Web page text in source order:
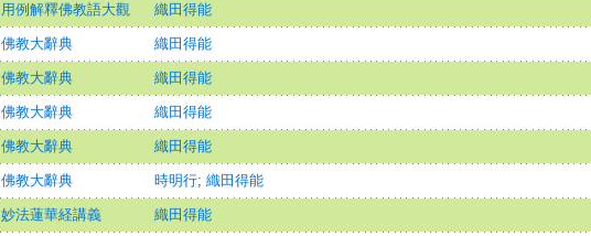
用例解釋佛教語大觀 織田得能
佛教大辭典 織田得能
佛教大辭典 織田得能
佛教大辭典 織田得能
佛教大辭典 織田得能
佛教大辭典 時明行; 織田得能
妙法蓮華経講義 織田得能